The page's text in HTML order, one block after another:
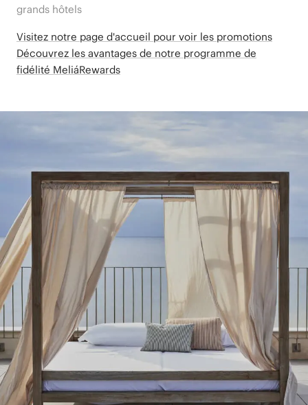
grands hôtels
Visitez notre page d'accueil pour voir les promotions
Découvrez les avantages de notre programme de
fidélité MeliáRewards